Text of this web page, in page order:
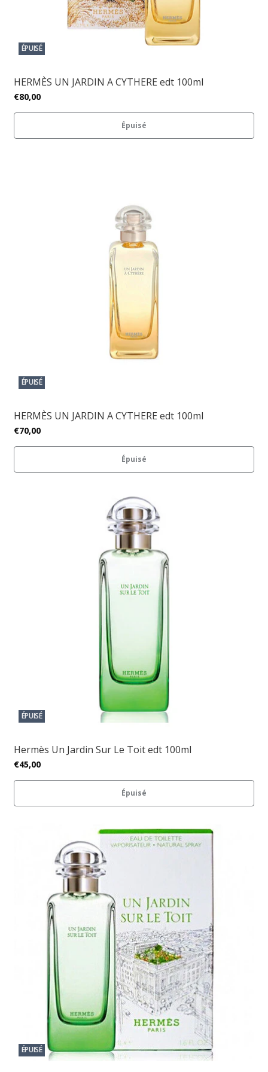
ÉPUISÉ
HERMÈS UN JARDIN A CYTHERE edt 100ml
€80,00
Épuisé
ÉPUISÉ
HERMÈS UN JARDIN A CYTHERE edt 100ml
€70,00
Épuisé
ÉPUISÉ
Hermès Un Jardin Sur Le Toit edt 100ml
€45,00
Épuisé
ÉPUISÉ